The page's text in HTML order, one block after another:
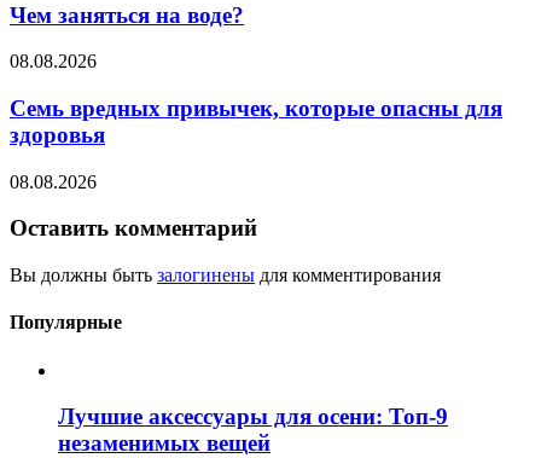
Чем заняться на воде?
08.08.2026
Семь вредных привычек, которые опасны для
здоровья
08.08.2026
Оставить комментарий
Вы должны быть залогинены для комментирования
Популярные
Лучшие аксессуары для осени: Топ-9
незаменимых вещей